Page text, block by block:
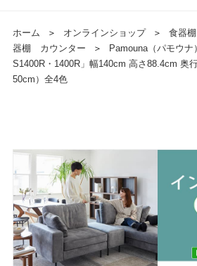
ホーム ＞ オンラインショップ ＞ 食器
器棚 カウンター
＞
Pamouna（パモウ
S1400R・1400R」幅140cm 高さ88.4cm 奥
50cm）全4色